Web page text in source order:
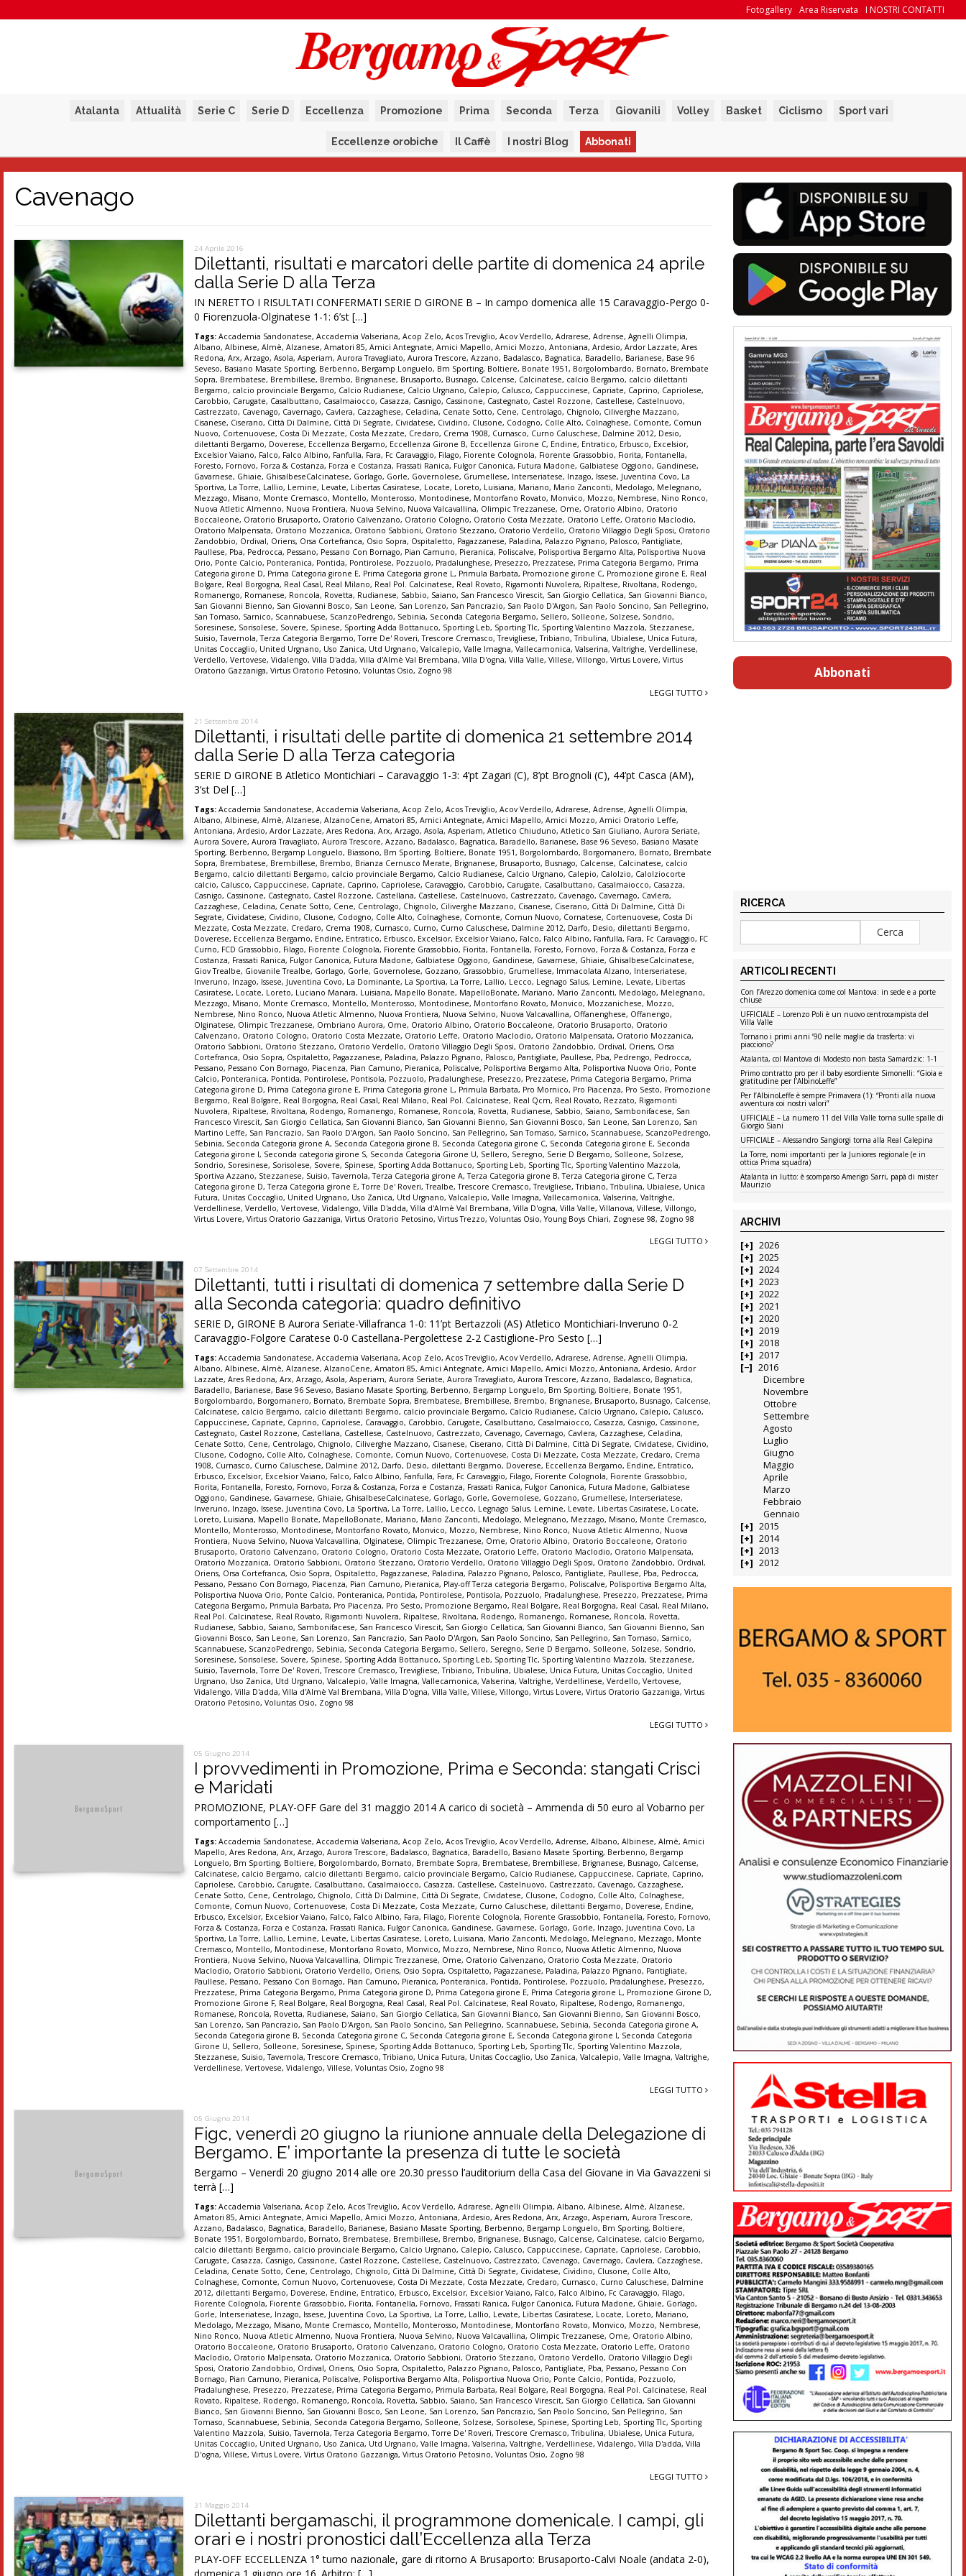
I NOSTRI CONTATTI
Area Riservata
Fotogallery
Atalanta Attualità Serie C Serie D Eccellenza Promozione Prima Seconda Terza Giovanili Volley Basket Ciclismo Sport vari
Eccellenze orobiche Il Caffè I nostri Blog Abbonati
Cavenago
24 Aprile 2016
Dilettanti, risultati e marcatori delle partite di domenica 24 aprile
dalla Serie D alla Terza
IN NERETTO I RISULTATI CONFERMATI SERIE D GIRONE B – In campo domenica alle 15 Caravaggio-Pergo 0-
0 Fiorenzuola-Olginatese 1-1: 6’st […]
Tags: Accademia Sandonatese,Accademia Valseriana,Acop Zelo,Acos Treviglio,Acov Verdello,Adrarese,Adrense,Agnelli Olimpia,
Albano,Albinese,Almè,Alzanese,Amatori 85,Amici Antegnate,Amici Mapello,Amici Mozzo,Antoniana,Ardesio,Ardor Lazzate,Ares
Redona,Arx,Arzago,Asola,Asperiam,Aurora Travagliato,Aurora Trescore,Azzano, Badalasco, Bagnatica, Baradello, Barianese, Base 96
Seveso, Basiano Masate Sporting, Berbenno, Bergamp Longuelo, Bm Sporting, Boltiere, Bonate 1951, Borgolombardo, Bornato, Brembate
Sopra, Brembatese, Brembillese, Brembo, Brignanese, Brusaporto, Busnago, Calcense, Calcinatese, calcio Bergamo, calcio dilettanti
Bergamo, calcio provinciale Bergamo, Calcio Rudianese, Calcio Urgnano, Calepio, Calusco, Cappuccinese, Capriate, Caprino, Capriolese,
Carobbio, Carugate, Casalbuttano, Casalmaiocco, Casazza, Casnigo, Cassinone, Castegnato, Castel Rozzone, Castellese, Castelnuovo,
Castrezzato, Cavenago, Cavernago, Cavlera, Cazzaghese, Celadina, Cenate Sotto, Cene, Centrolago, Chignolo, Ciliverghe Mazzano,
Cisanese, Ciserano, Città Di Dalmine, Città Di Segrate, Cividatese, Cividino, Clusone, Codogno, Colle Alto, Colnaghese, Comonte, Comun
Nuovo, Cortenuovese, Costa Di Mezzate, Costa Mezzate, Credaro, Crema 1908, Curnasco, Curno Caluschese, Dalmine 2012, Desio,
dilettanti Bergamo, Doverese, Eccellenza Bergamo, Eccellenza Girone B, Eccellenza Girone C, Endine, Entratico, Erbusco, Excelsior,
Excelsior Vaiano, Falco, Falco Albino, Fanfulla, Fara, Fc Caravaggio, Filago, Fiorente Colognola, Fiorente Grassobbio, Fiorita, Fontanella,
Foresto, Fornovo, Forza & Costanza, Forza e Costanza, Frassati Ranica, Fulgor Canonica, Futura Madone, Galbiatese Oggiono, Gandinese,
Gavarnese, Ghiaie, GhisalbeseCalcinatese, Gorlago, Gorle, Governolese, Grumellese, Interseriatese, Inzago, Issese, Juventina Covo, La
Sportiva, La Torre, Lallio, Lemine, Levate, Libertas Casiratese, Locate, Loreto, Luisiana, Mariano, Mario Zanconti, Medolago, Melegnano,
Mezzago, Misano, Monte Cremasco, Montello, Monterosso, Montodinese, Montorfano Rovato, Monvico, Mozzo, Nembrese, Nino Ronco,
Nuova Atletic Almenno, Nuova Frontiera, Nuova Selvino, Nuova Valcavallina, Olimpic Trezzanese, Ome, Oratorio Albino, Oratorio
Boccaleone, Oratorio Brusaporto, Oratorio Calvenzano, Oratorio Cologno, Oratorio Costa Mezzate, Oratorio Leffe, Oratorio Maclodio,
Oratorio Malpensata, Oratorio Mozzanica, Oratorio Sabbioni, Oratorio Stezzano, Oratorio Verdello, Oratorio Villaggio Degli Sposi, Oratorio
Zandobbio, Ordival, Oriens, Orsa Cortefranca, Osio Sopra, Ospitaletto, Pagazzanese, Paladina, Palazzo Pignano, Palosco, Pantigliate,
Paullese, Pba, Pedrocca, Pessano, Pessano Con Bornago, Pian Camuno, Pieranica, Poliscalve, Polisportiva Bergamo Alta, Polisportiva Nuova
Orio, Ponte Calcio, Ponteranica, Pontida, Pontirolese, Pozzuolo, Pradalunghese, Presezzo, Prezzatese, Prima Categoria Bergamo, Prima
Categoria girone D, Prima Categoria girone E, Prima Categoria girone L, Primula Barbata, Promozione girone C, Promozione girone E, Real
Bolgare, Real Borgogna, Real Casal, Real Milano, Real Pol. Calcinatese, Real Rovato, Rigamonti Nuvolera, Ripaltese, Rivoltana, Rodengo,
Romanengo, Romanese, Roncola, Rovetta, Rudianese, Sabbio, Saiano, San Francesco Virescit, San Giorgio Cellatica, San Giovanni Bianco,
San Giovanni Bienno, San Giovanni Bosco, San Leone, San Lorenzo, San Pancrazio, San Paolo D'Argon, San Paolo Soncino, San Pellegrino,
San Tomaso, Sarnico, Scannabuese, ScanzoPedrengo, Sebinia, Seconda Categoria Bergamo, Sellero, Solleone, Solzese, Sondrio,
Soresinese, Sorisolese, Sovere, Spinese, Sporting Adda Bottanuco, Sporting Leb, Sporting Tlc, Sporting Valentino Mazzola, Stezzanese,
Suisio,Tavernola,Terza Categoria Bergamo,Torre De' Roveri,Trescore Cremasco,Trevigliese,Tribiano,Tribulina, Ubialese, Unica Futura,
Unitas Coccaglio, United Urgnano, Uso Zanica, Utd Urgnano,Valcalepio,Valle Imagna,Vallecamonica,Valserina,Valtrighe,Verdellinese,
Verdello,Vertovese,Vidalengo,Villa D'adda,Villa d'Almè Val Brembana,Villa D'ogna,Villa Valle,Villese,Villongo,Virtus Lovere,Virtus
Oratorio Gazzaniga,Virtus Oratorio Petosino,Voluntas Osio, Zogno 98
LEGGI TUTTO
21 Settembre 2014
Dilettanti, i risultati delle partite di domenica 21 settembre 2014
dalla Serie D alla Terza categoria
SERIE D GIRONE B Atletico Montichiari – Caravaggio 1-3: 4’pt Zagari (C), 8’pt Brognoli (C), 44’pt Casca (AM),
3’st Del […]
Tags: Accademia Sandonatese,Accademia Valseriana,Acop Zelo,Acos Treviglio,Acov Verdello,Adrarese,Adrense,Agnelli Olimpia,
Albano,Albinese,Almè,Alzanese,AlzanoCene,Amatori 85,Amici Antegnate,Amici Mapello,Amici Mozzo,Amici Oratorio Leffe,
Antoniana,Ardesio,Ardor Lazzate,Ares Redona,Arx,Arzago,Asola,Asperiam,Atletico Chiuduno,Atletico San Giuliano,Aurora Seriate,
Aurora Sovere,Aurora Travagliato,Aurora Trescore,Azzano, Badalasco, Bagnatica, Baradello, Barianese, Base 96 Seveso, Basiano Masate
Sporting, Berbenno, Bergamp Longuelo, Biassono, Bm Sporting, Boltiere, Bonate 1951, Borgolombardo, Borgomanero, Bornato, Brembate
Sopra, Brembatese, Brembillese, Brembo, Brianza Cernusco Merate, Brignanese, Brusaporto, Busnago, Calcense, Calcinatese, calcio
Bergamo, calcio dilettanti Bergamo, calcio provinciale Bergamo, Calcio Rudianese, Calcio Urgnano, Calepio, Calolzio, Calolziocorte
calcio, Calusco, Cappuccinese, Capriate, Caprino, Capriolese, Caravaggio, Carobbio, Carugate, Casalbuttano, Casalmaiocco, Casazza,
Casnigo, Cassinone, Castegnato, Castel Rozzone, Castellana, Castellese, Castelnuovo, Castrezzato, Cavenago, Cavernago, Cavlera,
Cazzaghese, Celadina, Cenate Sotto, Cene, Centrolago, Chignolo, Ciliverghe Mazzano, Cisanese, Ciserano, Città Di Dalmine, Città Di
Segrate, Cividatese, Cividino, Clusone, Codogno, Colle Alto, Colnaghese, Comonte, Comun Nuovo, Cornatese, Cortenuovese, Costa Di
Mezzate, Costa Mezzate, Credaro, Crema 1908, Curnasco, Curno, Curno Caluschese, Dalmine 2012, Darfo, Desio, dilettanti Bergamo,
Doverese, Eccellenza Bergamo, Endine, Entratico, Erbusco, Excelsior, Excelsior Vaiano, Falco, Falco Albino, Fanfulla, Fara, Fc Caravaggio, FC
Curno, FCD Grassobbio, Filago, Fiorente Colognola, Fiorente Grassobbio, Fiorita, Fontanella, Foresto, Fornovo, Forza & Costanza, Forza e
Costanza, Frassati Ranica, Fulgor Canonica, Futura Madone, Galbiatese Oggiono, Gandinese, Gavarnese, Ghiaie, GhisalbeseCalcinatese,
Giov Trealbe, Giovanile Trealbe, Gorlago, Gorle, Governolese, Gozzano, Grassobbio, Grumellese, Immacolata Alzano, Interseriatese,
Inveruno, Inzago, Issese, Juventina Covo, La Dominante, La Sportiva, La Torre, Lallio, Lecco, Legnago Salus, Lemine, Levate, Libertas
Casiratese, Locate, Loreto, Luciano Manara, Luisiana, Mapello Bonate, MapelloBonate, Mariano, Mario Zanconti, Medolago, Melegnano,
Mezzago, Misano, Monte Cremasco, Montello, Monterosso, Montodinese, Montorfano Rovato, Monvico, Mozzanichese, Mozzo,
Nembrese, Nino Ronco, Nuova Atletic Almenno, Nuova Frontiera, Nuova Selvino, Nuova Valcavallina, Offanenghese, Offanengo,
Olginatese, Olimpic Trezzanese, Ombriano Aurora, Ome, Oratorio Albino, Oratorio Boccaleone, Oratorio Brusaporto, Oratorio
Calvenzano, Oratorio Cologno, Oratorio Costa Mezzate, Oratorio Leffe, Oratorio Maclodio, Oratorio Malpensata, Oratorio Mozzanica,
Oratorio Sabbioni, Oratorio Stezzano, Oratorio Verdello, Oratorio Villaggio Degli Sposi, Oratorio Zandobbio, Ordival, Oriens, Orsa
Cortefranca, Osio Sopra, Ospitaletto, Pagazzanese, Paladina, Palazzo Pignano, Palosco, Pantigliate, Paullese, Pba, Pedrengo, Pedrocca,
Pessano, Pessano Con Bornago, Piacenza, Pian Camuno, Pieranica, Poliscalve, Polisportiva Bergamo Alta, Polisportiva Nuova Orio, Ponte
Calcio, Ponteranica, Pontida, Pontirolese, Pontisola, Pozzuolo, Pradalunghese, Presezzo, Prezzatese, Prima Categoria Bergamo, Prima
Categoria girone D, Prima Categoria girone E, Prima Categoria girone L, Primula Barbata, Pro Mornico, Pro Piacenza, Pro Sesto, Promozione
Bergamo, Real Bolgare, Real Borgogna, Real Casal, Real Milano, Real Pol. Calcinatese, Real Qcm, Real Rovato, Rezzato, Rigamonti
Nuvolera, Ripaltese, Rivoltana, Rodengo, Romanengo, Romanese, Roncola, Rovetta, Rudianese, Sabbio, Saiano, Sambonifacese, San
Francesco Virescit, San Giorgio Cellatica, San Giovanni Bianco, San Giovanni Bienno, San Giovanni Bosco, San Leone, San Lorenzo, San
Martino Leffe, San Pancrazio, San Paolo D'Argon, San Paolo Soncino, San Pellegrino, San Tomaso, Sarnico, Scannabuese, ScanzoPedrengo,
Sebinia, Seconda Categoria girone A, Seconda Categoria girone B, Seconda Categoria girone C, Seconda Categoria girone E, Seconda
Categoria girone I, Seconda categoria girone S, Seconda Categoria Girone U, Sellero, Seregno, Serie D Bergamo, Solleone, Solzese,
Sondrio, Soresinese, Sorisolese, Sovere, Spinese, Sporting Adda Bottanuco, Sporting Leb, Sporting Tlc, Sporting Valentino Mazzola,
Sportiva Azzano, Stezzanese, Suisio,Tavernola,Terza Categoria girone A,Terza Categoria girone B,Terza Categoria girone C,Terza
Categoria girone D,Terza Categoria girone E,Torre De' Roveri,Trealbe,Trescore Cremasco,Trevigliese,Tribiano,Tribulina, Ubialese, Unica
Futura, Unitas Coccaglio, United Urgnano, Uso Zanica, Utd Urgnano,Valcalepio,Valle Imagna,Vallecamonica,Valserina,Valtrighe,
Verdellinese,Verdello,Vertovese,Vidalengo,Villa D'adda,Villa d'Almè Val Brembana,Villa D'ogna,Villa Valle,Villanova,Villese,Villongo,
Virtus Lovere,Virtus Oratorio Gazzaniga,Virtus Oratorio Petosino,Virtus Trezzo,Voluntas Osio,Young Boys Chiari, Zognese 98, Zogno 98
LEGGI TUTTO
07 Settembre 2014
Dilettanti, tutti i risultati di domenica 7 settembre dalla Serie D
alla Seconda categoria: quadro definitivo
SERIE D, GIRONE B Aurora Seriate-Villafranca 1-0: 11’pt Bertazzoli (AS) Atletico Montichiari-Inveruno 0-2
Caravaggio-Folgore Caratese 0-0 Castellana-Pergolettese 2-2 Castiglione-Pro Sesto […]
Tags: Accademia Sandonatese,Accademia Valseriana,Acop Zelo,Acos Treviglio,Acov Verdello,Adrarese,Adrense,Agnelli Olimpia,
Albano,Albinese,Almè,Alzanese,AlzanoCene,Amatori 85,Amici Antegnate,Amici Mapello,Amici Mozzo,Antoniana,Ardesio,Ardor
Lazzate,Ares Redona,Arx,Arzago,Asola,Asperiam,Aurora Seriate,Aurora Travagliato,Aurora Trescore,Azzano, Badalasco, Bagnatica,
Baradello, Barianese, Base 96 Seveso, Basiano Masate Sporting, Berbenno, Bergamp Longuelo, Bm Sporting, Boltiere, Bonate 1951,
Borgolombardo, Borgomanero, Bornato, Brembate Sopra, Brembatese, Brembillese, Brembo, Brignanese, Brusaporto, Busnago, Calcense,
Calcinatese, calcio Bergamo, calcio dilettanti Bergamo, calcio provinciale Bergamo, Calcio Rudianese, Calcio Urgnano, Calepio, Calusco,
Cappuccinese, Capriate, Caprino, Capriolese, Caravaggio, Carobbio, Carugate, Casalbuttano, Casalmaiocco, Casazza, Casnigo, Cassinone,
Castegnato, Castel Rozzone, Castellana, Castellese, Castelnuovo, Castrezzato, Cavenago, Cavernago, Cavlera, Cazzaghese, Celadina,
Cenate Sotto, Cene, Centrolago, Chignolo, Ciliverghe Mazzano, Cisanese, Ciserano, Città Di Dalmine, Città Di Segrate, Cividatese, Cividino,
Clusone, Codogno, Colle Alto, Colnaghese, Comonte, Comun Nuovo, Cortenuovese, Costa Di Mezzate, Costa Mezzate, Credaro, Crema
1908, Curnasco, Curno Caluschese, Dalmine 2012, Darfo, Desio, dilettanti Bergamo, Doverese, Eccellenza Bergamo, Endine, Entratico,
Erbusco, Excelsior, Excelsior Vaiano, Falco, Falco Albino, Fanfulla, Fara, Fc Caravaggio, Filago, Fiorente Colognola, Fiorente Grassobbio,
Fiorita, Fontanella, Foresto, Fornovo, Forza & Costanza, Forza e Costanza, Frassati Ranica, Fulgor Canonica, Futura Madone, Galbiatese
Oggiono, Gandinese, Gavarnese, Ghiaie, GhisalbeseCalcinatese, Gorlago, Gorle, Governolese, Gozzano, Grumellese, Interseriatese,
Inveruno, Inzago, Issese, Juventina Covo, La Sportiva, La Torre, Lallio, Lecco, Legnago Salus, Lemine, Levate, Libertas Casiratese, Locate,
Loreto, Luisiana, Mapello Bonate, MapelloBonate, Mariano, Mario Zanconti, Medolago, Melegnano, Mezzago, Misano, Monte Cremasco,
Montello, Monterosso, Montodinese, Montorfano Rovato, Monvico, Mozzo, Nembrese, Nino Ronco, Nuova Atletic Almenno, Nuova
Frontiera, Nuova Selvino, Nuova Valcavallina, Olginatese, Olimpic Trezzanese, Ome, Oratorio Albino, Oratorio Boccaleone, Oratorio
Brusaporto, Oratorio Calvenzano, Oratorio Cologno, Oratorio Costa Mezzate, Oratorio Leffe, Oratorio Maclodio, Oratorio Malpensata,
Oratorio Mozzanica, Oratorio Sabbioni, Oratorio Stezzano, Oratorio Verdello, Oratorio Villaggio Degli Sposi, Oratorio Zandobbio, Ordival,
Oriens, Orsa Cortefranca, Osio Sopra, Ospitaletto, Pagazzanese, Paladina, Palazzo Pignano, Palosco, Pantigliate, Paullese, Pba, Pedrocca,
Pessano, Pessano Con Bornago, Piacenza, Pian Camuno, Pieranica, Play-off Terza categoria Bergamo, Poliscalve, Polisportiva Bergamo Alta,
Polisportiva Nuova Orio, Ponte Calcio, Ponteranica, Pontida, Pontirolese, Pontisola, Pozzuolo, Pradalunghese, Presezzo, Prezzatese, Prima
Categoria Bergamo, Primula Barbata, Pro Piacenza, Pro Sesto, Promozione Bergamo, Real Bolgare, Real Borgogna, Real Casal, Real Milano,
Real Pol. Calcinatese, Real Rovato, Rigamonti Nuvolera, Ripaltese, Rivoltana, Rodengo, Romanengo, Romanese, Roncola, Rovetta,
Rudianese, Sabbio, Saiano, Sambonifacese, San Francesco Virescit, San Giorgio Cellatica, San Giovanni Bianco, San Giovanni Bienno, San
Giovanni Bosco, San Leone, San Lorenzo, San Pancrazio, San Paolo D'Argon, San Paolo Soncino, San Pellegrino, San Tomaso, Sarnico,
Scannabuese, ScanzoPedrengo, Sebinia, Seconda Categoria Bergamo, Sellero, Seregno, Serie D Bergamo, Solleone, Solzese, Sondrio,
Soresinese, Sorisolese, Sovere, Spinese, Sporting Adda Bottanuco, Sporting Leb, Sporting Tlc, Sporting Valentino Mazzola, Stezzanese,
Suisio,Tavernola,Torre De' Roveri,Trescore Cremasco,Trevigliese,Tribiano,Tribulina, Ubialese, Unica Futura, Unitas Coccaglio, United
Urgnano, Uso Zanica, Utd Urgnano,Valcalepio,Valle Imagna,Vallecamonica,Valserina,Valtrighe,Verdellinese,Verdello,Vertovese,
Vidalengo,Villa D'adda,Villa d'Almè Val Brembana,Villa D'ogna,Villa Valle,Villese,Villongo,Virtus Lovere,Virtus Oratorio Gazzaniga,Virtus
Oratorio Petosino,Voluntas Osio, Zogno 98
LEGGI TUTTO
05 Giugno 2014
I provvedimenti in Promozione, Prima e Seconda: stangati Crisci
e Maridati
PROMOZIONE, PLAY-OFF Gare del 31 maggio 2014 A carico di società – Ammenda di 50 euro al Vobarno per
comportamento […]
Tags: Accademia Sandonatese,Accademia Valseriana,Acop Zelo,Acos Treviglio,Acov Verdello,Adrense,Albano,Albinese,Almè,Amici
Mapello,Ares Redona,Arx,Arzago,Aurora Trescore, Badalasco, Bagnatica, Baradello, Basiano Masate Sporting, Berbenno, Bergamp
Longuelo, Bm Sporting, Boltiere, Borgolombardo, Bornato, Brembate Sopra, Brembatese, Brembillese, Brignanese, Busnago, Calcense,
Calcinatese, calcio Bergamo, calcio dilettanti Bergamo, calcio provinciale Bergamo, Calcio Rudianese, Cappuccinese, Capriate, Caprino,
Capriolese, Carobbio, Carugate, Casalbuttano, Casalmaiocco, Casazza, Castellese, Castelnuovo, Castrezzato, Cavenago, Cazzaghese,
Cenate Sotto, Cene, Centrolago, Chignolo, Città Di Dalmine, Città Di Segrate, Cividatese, Clusone, Codogno, Colle Alto, Colnaghese,
Comonte, Comun Nuovo, Cortenuovese, Costa Di Mezzate, Costa Mezzate, Curno Caluschese, dilettanti Bergamo, Doverese, Endine,
Erbusco, Excelsior, Excelsior Vaiano, Falco, Falco Albino, Fara, Filago, Fiorente Colognola, Fiorente Grassobbio, Fontanella, Foresto, Fornovo,
Forza & Costanza, Forza e Costanza, Frassati Ranica, Fulgor Canonica, Gandinese, Gavarnese, Gorlago, Gorle, Inzago, Juventina Covo, La
Sportiva, La Torre, Lallio, Lemine, Levate, Libertas Casiratese, Loreto, Luisiana, Mario Zanconti, Medolago, Melegnano, Mezzago, Monte
Cremasco, Montello, Montodinese, Montorfano Rovato, Monvico, Mozzo, Nembrese, Nino Ronco, Nuova Atletic Almenno, Nuova
Frontiera, Nuova Selvino, Nuova Valcavallina, Olimpic Trezzanese, Ome, Oratorio Calvenzano, Oratorio Costa Mezzate, Oratorio
Maclodio, Oratorio Sabbioni, Oratorio Verdello, Oriens, Osio Sopra, Ospitaletto, Pagazzanese, Paladina, Palazzo Pignano, Pantigliate,
Paullese, Pessano, Pessano Con Bornago, Pian Camuno, Pieranica, Ponteranica, Pontida, Pontirolese, Pozzuolo, Pradalunghese, Presezzo,
Prezzatese, Prima Categoria Bergamo, Prima Categoria girone D, Prima Categoria girone E, Prima Categoria girone L, Promozione Girone D,
Promozione Girone F, Real Bolgare, Real Borgogna, Real Casal, Real Pol. Calcinatese, Real Rovato, Ripaltese, Rodengo, Romanengo,
Romanese, Roncola, Rovetta, Rudianese, Saiano, San Giorgio Cellatica, San Giovanni Bianco, San Giovanni Bienno, San Giovanni Bosco,
San Lorenzo, San Pancrazio, San Paolo D'Argon, San Paolo Soncino, San Pellegrino, Scannabuese, Sebinia, Seconda Categoria girone A,
Seconda Categoria girone B, Seconda Categoria girone C, Seconda Categoria girone E, Seconda Categoria girone I, Seconda Categoria
Girone U, Sellero, Solleone, Soresinese, Spinese, Sporting Adda Bottanuco, Sporting Leb, Sporting Tlc, Sporting Valentino Mazzola,
Stezzanese, Suisio,Tavernola,Trescore Cremasco,Tribiano, Unica Futura, Unitas Coccaglio, Uso Zanica,Valcalepio,Valle Imagna,Valtrighe,
Verdellinese,Vertovese,Vidalengo,Villese,Voluntas Osio, Zogno 98
LEGGI TUTTO
05 Giugno 2014
Figc, venerdì 20 giugno la riunione annuale della Delegazione di
Bergamo. E’ importante la presenza di tutte le società
Bergamo – Venerdì 20 giugno 2014 alle ore 20.30 presso l’auditorium della Casa del Giovane in Via Gavazzeni si
terrà […]
Tags: Accademia Valseriana,Acop Zelo,Acos Treviglio,Acov Verdello,Adrarese,Agnelli Olimpia,Albano,Albinese,Almè,Alzanese,
Amatori 85,Amici Antegnate,Amici Mapello,Amici Mozzo,Antoniana,Ardesio,Ares Redona,Arx,Arzago,Asperiam,Aurora Trescore,
Azzano, Badalasco, Bagnatica, Baradello, Barianese, Basiano Masate Sporting, Berbenno, Bergamp Longuelo, Bm Sporting, Boltiere,
Bonate 1951, Borgolombardo, Bornato, Brembatese, Brembillese, Brembo, Brignanese, Busnago, Calcense, Calcinatese, calcio Bergamo,
calcio dilettanti Bergamo, calcio provinciale Bergamo, Calcio Urgnano, Calepio, Calusco, Cappuccinese, Capriate, Capriolese, Carobbio,
Carugate, Casazza, Casnigo, Cassinone, Castel Rozzone, Castellese, Castelnuovo, Castrezzato, Cavenago, Cavernago, Cavlera, Cazzaghese,
Celadina, Cenate Sotto, Cene, Centrolago, Chignolo, Città Di Dalmine, Città Di Segrate, Cividatese, Cividino, Clusone, Colle Alto,
Colnaghese, Comonte, Comun Nuovo, Cortenuovese, Costa Di Mezzate, Costa Mezzate, Credaro, Curnasco, Curno Caluschese, Dalmine
2012, dilettanti Bergamo, Doverese, Endine, Entratico, Erbusco, Excelsior, Excelsior Vaiano, Falco, Falco Albino, Fc Caravaggio, Filago,
Fiorente Colognola, Fiorente Grassobbio, Fiorita, Fontanella, Fornovo, Frassati Ranica, Fulgor Canonica, Futura Madone, Ghiaie, Gorlago,
Gorle, Interseriatese, Inzago, Issese, Juventina Covo, La Sportiva, La Torre, Lallio, Levate, Libertas Casiratese, Locate, Loreto, Mariano,
Medolago, Mezzago, Misano, Monte Cremasco, Montello, Monterosso, Montodinese, Montorfano Rovato, Monvico, Mozzo, Nembrese,
Nino Ronco, Nuova Atletic Almenno, Nuova Frontiera, Nuova Selvino, Nuova Valcavallina, Olimpic Trezzanese, Ome, Oratorio Albino,
Oratorio Boccaleone, Oratorio Brusaporto, Oratorio Calvenzano, Oratorio Cologno, Oratorio Costa Mezzate, Oratorio Leffe, Oratorio
Maclodio, Oratorio Malpensata, Oratorio Mozzanica, Oratorio Sabbioni, Oratorio Stezzano, Oratorio Verdello, Oratorio Villaggio Degli
Sposi, Oratorio Zandobbio, Ordival, Oriens, Osio Sopra, Ospitaletto, Palazzo Pignano, Palosco, Pantigliate, Pba, Pessano, Pessano Con
Bornago, Pian Camuno, Pieranica, Poliscalve, Polisportiva Bergamo Alta, Polisportiva Nuova Orio, Ponte Calcio, Pontida, Pozzuolo,
Pradalunghese, Presezzo, Prezzatese, Prima Categoria Bergamo, Primula Barbata, Real Bolgare, Real Borgogna, Real Pol. Calcinatese, Real
Rovato, Ripaltese, Rodengo, Romanengo, Roncola, Rovetta, Sabbio, Saiano, San Francesco Virescit, San Giorgio Cellatica, San Giovanni
Bianco, San Giovanni Bienno, San Giovanni Bosco, San Leone, San Lorenzo, San Pancrazio, San Paolo Soncino, San Pellegrino, San
Tomaso, Scannabuese, Sebinia, Seconda Categoria Bergamo, Solleone, Solzese, Sorisolese, Spinese, Sporting Leb, Sporting Tlc, Sporting
Valentino Mazzola, Suisio,Tavernola,Terza Categoria Bergamo,Torre De' Roveri,Trescore Cremasco,Tribulina, Ubialese, Unica Futura,
Unitas Coccaglio, United Urgnano, Uso Zanica, Utd Urgnano,Valle Imagna,Valserina,Valtrighe,Verdellinese,Vidalengo,Villa D'adda,Villa
D'ogna,Villese,Virtus Lovere,Virtus Oratorio Gazzaniga,Virtus Oratorio Petosino,Voluntas Osio, Zogno 98
LEGGI TUTTO
31 Maggio 2014
Dilettanti bergamaschi, il programmone domenicale. I campi, gli
orari e i nostri pronostici dall’Eccellenza alla Terza
PLAY-OFF ECCELLENZA 1° turno nazionale, gare di ritorno A Brusaporto: Brusaporto-Calvi Noale (andata 2-0),
Abbonati
RICERCA
ARTICOLI RECENTI
Con l’Arezzo domenica come col Mantova: in sede e a porte
chiuse
UFFICIALE – Lorenzo Poli è un nuovo centrocampista del
Villa Valle
Tornano i primi anni ’90 nelle maglie da trasferta: vi
piacciono?
Atalanta, col Mantova di Modesto non basta Samardzic: 1-1
Primo contratto pro per il baby esordiente Simonelli: “Gioia e
gratitudine per l’AlbinoLeffe”
Per l’AlbinoLeffe è sempre Primavera (1): “Pronti alla nuova
avventura coi nostri valori”
UFFICIALE – La numero 11 del Villa Valle torna sulle spalle di
Giorgio Siani
UFFICIALE – Alessandro Sangiorgi torna alla Real Calepina
La Torre, nomi importanti per la Juniores regionale (e in
ottica Prima squadra)
Atalanta in lutto: è scomparso Amerigo Sarri, papà di mister
Maurizio
ARCHIVI
2026
2025
2024
2023
2022
2021
2020
2019
2018
2017
2016
Dicembre
Novembre
Ottobre
Settembre
Agosto
Luglio
Giugno
Maggio
Aprile
Marzo
Febbraio
Gennaio
2015
2014
2013
2012